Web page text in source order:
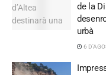
de la
urbà
6